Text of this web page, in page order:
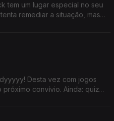
tem um lugar especial no seu
remediar a situação, mas
Desta vez com jogos
convívio. Ainda: quiz